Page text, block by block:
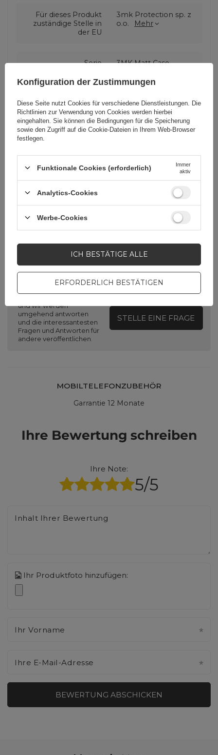
Für dieses Produkt
zuständige Stelle in
der EU
3mk Protection sp. z
o.o.
Mehr
Serie 3MK Matt Case
Verpackungshöhe in
Zentimetern
19,5
Verpackungslänge in
Zentimetern
1,6
Verpackungsbreite in
8,5
Brauchen Sie Hilfe? Haben Sie
Fragen?
und wir werden
umgehend antworten
und die interessantesten
Fragen und Antworten für
andere veröffentlichen.
STELLE EINE FRAGE
MOBILTELEFONZUBEHÖR
Garrantie 12 Monate
Ihre Bewertung schreiben
Ihre Note:
5/5
Inhalt Ihrer Bewertung
Ihr Produktfoto hinzufügen:
Ihr Vorname
Ihre E-Mail-Adresse
BEWERTUNG ABSCHICKEN
Konfiguration der Zustimmungen
Diese Seite nutzt Cookies für verschiedene Dienstleistungen. Die
Richtlinien zur Verwendung von Cookies werden hierbei
eingehalten. Sie können die Bedingungen für die Speicherung
sowie den Zugriff auf die Cookie-Dateien in Ihrem Web-Browser
festlegen.
Funktionale Cookies (erforderlich)
Immer
aktiv
Analytics-Cookies
Werbe-Cookies
ERFORDERLICH BESTÄTIGEN
ICH BESTÄTIGE ALLE